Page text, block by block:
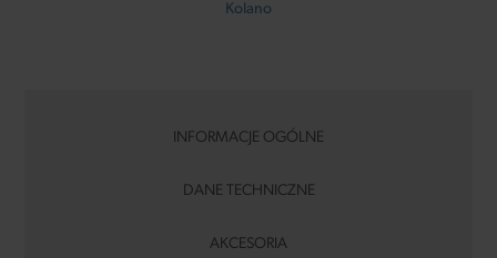
Kolano
INFORMACJE OGÓLNE
DANE TECHNICZNE
AKCESORIA